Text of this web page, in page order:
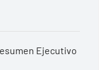
Ejecutivo